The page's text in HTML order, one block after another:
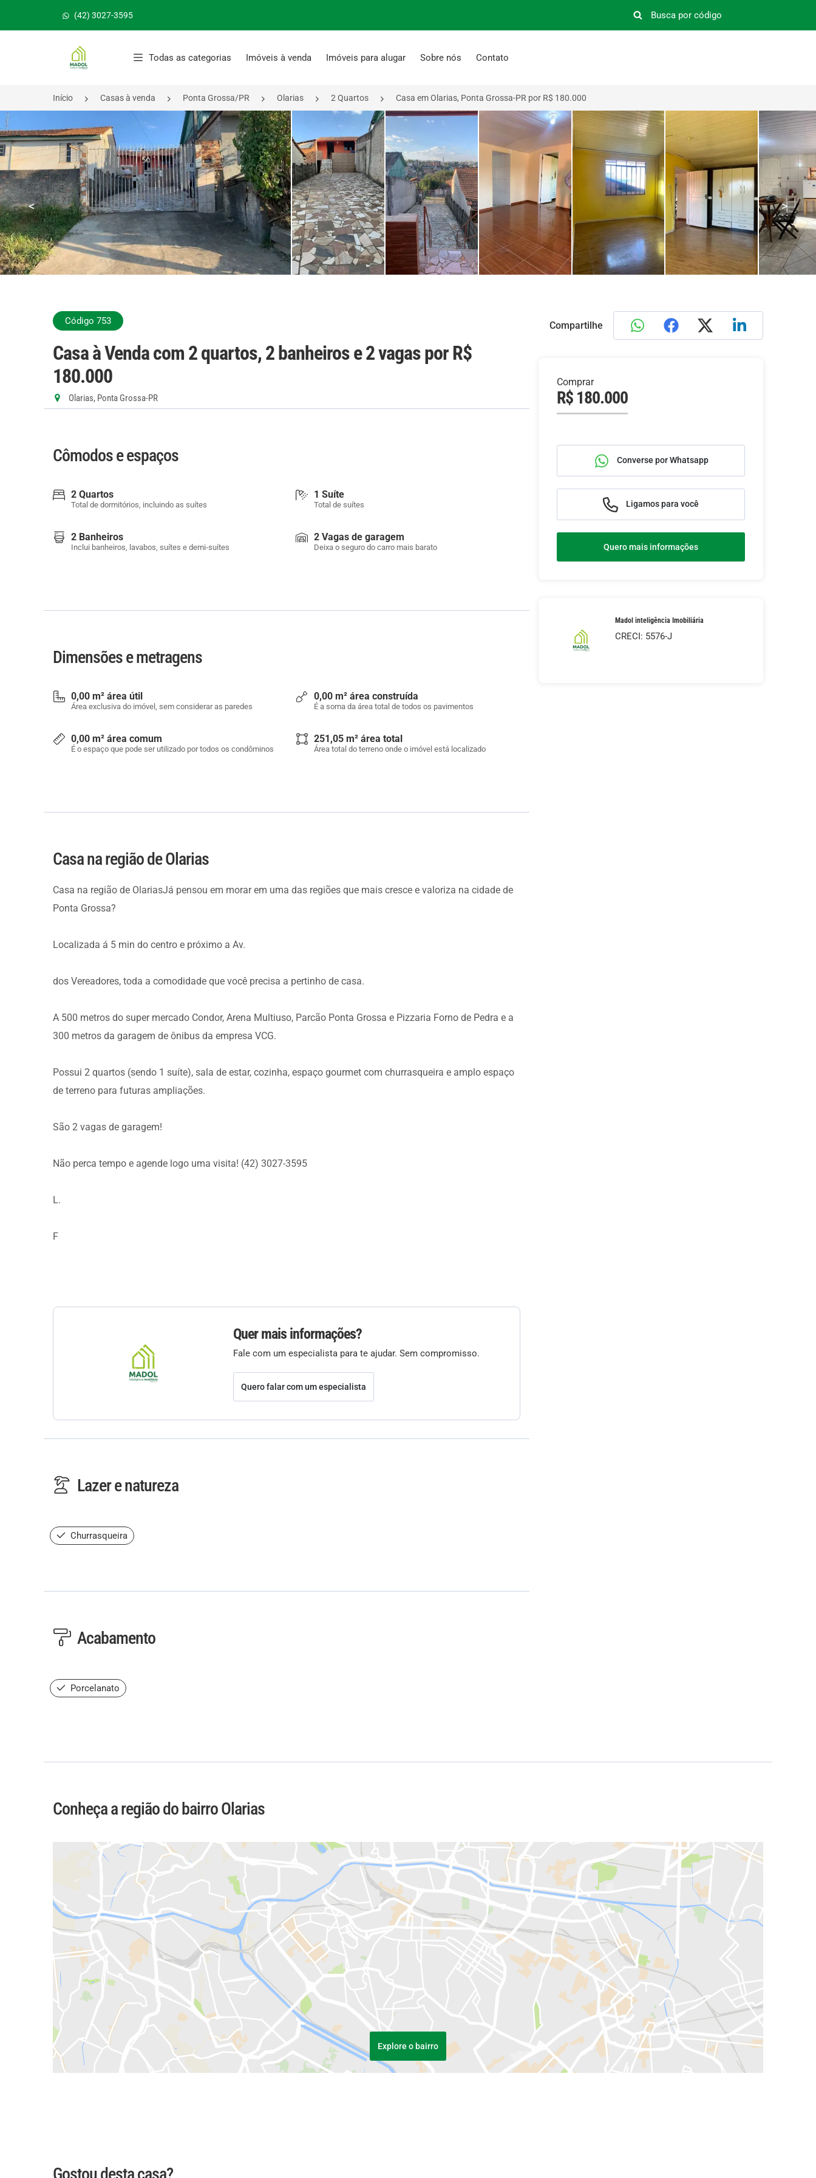
(42) 3027-3595
Página inicial
Todas as categorias Imóveis à venda Imóveis para alugar Sobre nós Contato
Início Casas à venda Ponta Grossa/PR Olarias 2 Quartos Casa em Olarias, Ponta Grossa-PR por R$ 180.000
< >
Código 753
Casa à Venda com 2 quartos, 2 banheiros e 2 vagaspor R$
180.000
Olarias, Ponta Grossa-PR
Cômodos e espaços
2 Quartos
Total de dormitórios, incluindo as suítes
1 Suíte
Total de suítes
2 Banheiros
Inclui banheiros, lavabos, suítes e demi-suítes
2 Vagas de garagem
Deixa o seguro do carro mais barato
Dimensões e metragens
0,00 m² área útil
Área exclusiva do imóvel, sem considerar as paredes
0,00 m² área construída
É a soma da área total de todos os pavimentos
0,00 m² área comum
É o espaço que pode ser utilizado por todos os condôminos
251,05 m² área total
Área total do terreno onde o imóvel está localizado
Casa na região de Olarias
Casa na região de OlariasJá pensou em morar em uma das regiões que mais cresce e valoriza na cidade de
Ponta Grossa?
Localizada á 5 min do centro e próximo a Av.
dos Vereadores, toda a comodidade que você precisa a pertinho de casa.
A 500 metros do super mercado Condor, Arena Multiuso, Parcão Ponta Grossa e Pizzaria Forno de Pedra e a
300 metros da garagem de ônibus da empresa VCG.
Possui 2 quartos (sendo 1 suíte), sala de estar, cozinha, espaço gourmet com churrasqueira e amplo espaço
de terreno para futuras ampliações.
São 2 vagas de garagem!
Não perca tempo e agende logo uma visita! (42) 3027-3595
L.
F
Quer mais informações?
Fale com um especialista para te ajudar. Sem compromisso.
Quero falar com um especialista
Lazer e natureza
Churrasqueira
Acabamento
Porcelanato
Compartilhe
Comprar
R$ 180.000
Converse por Whatsapp
Ligamos para você
Quero mais informações
Madol inteligência Imobiliária
CRECI: 5576-J
Conheça a região do bairro Olarias
Explore o bairro